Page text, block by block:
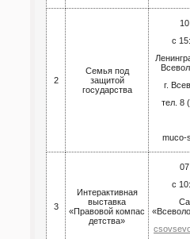
2
Семья под
защитой
государства
с
г.
тел. 8
3
Интерактивная
выставка
«Правовой компас
детства»
с